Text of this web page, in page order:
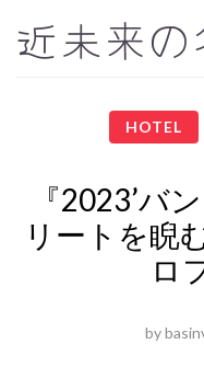
近未来の
HOTEL
『2023’バ
リートを睨
ロ
by